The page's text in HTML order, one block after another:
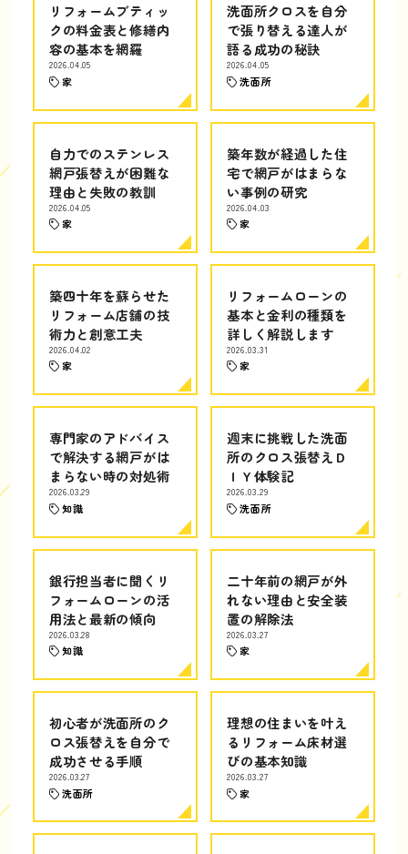
リフォームブティッ
クの料金表と修繕内
容の基本を網羅
2026.04.05
家
洗面所クロスを自分
で張り替える達人が
語る成功の秘訣
2026.04.05
洗面所
自力でのステンレス
網戸張替えが困難な
理由と失敗の教訓
2026.04.05
家
築年数が経過した住
宅で網戸がはまらな
い事例の研究
2026.04.03
家
築四十年を蘇らせた
リフォーム店舗の技
術力と創意工夫
2026.04.02
家
リフォームローンの
基本と金利の種類を
詳しく解説します
2026.03.31
家
専門家のアドバイス
で解決する網戸がは
まらない時の対処術
2026.03.29
知識
週末に挑戦した洗面
所のクロス張替えＤ
ＩＹ体験記
2026.03.29
洗面所
銀行担当者に聞くリ
フォームローンの活
用法と最新の傾向
2026.03.28
知識
二十年前の網戸が外
れない理由と安全装
置の解除法
2026.03.27
家
初心者が洗面所のク
ロス張替えを自分で
成功させる手順
2026.03.27
洗面所
理想の住まいを叶え
るリフォーム床材選
びの基本知識
2026.03.27
家